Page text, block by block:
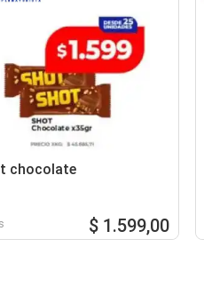
chocolate
$ 1.599,00